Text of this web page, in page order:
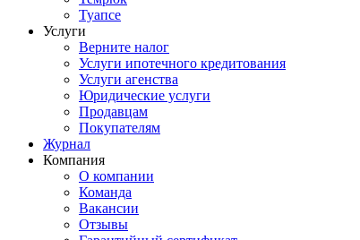
Туапсе
Услуги
Верните налог
Услуги ипотечного кредитования
Услуги агенства
Юридические услуги
Продавцам
Покупателям
Журнал
Компания
О компании
Команда
Вакансии
Отзывы